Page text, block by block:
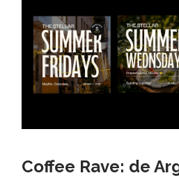
Coffee Rave: de